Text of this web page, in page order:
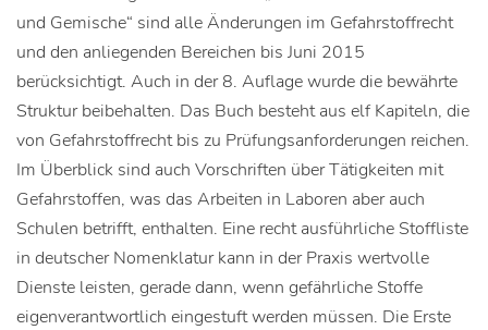
und Gemische“ sind alle Änderungen im Gefahrstoffrecht
und den anliegenden Bereichen bis Juni 2015
berücksichtigt. Auch in der 8. Auflage wurde die bewährte
Struktur beibehalten. Das Buch besteht aus elf Kapiteln, die
von Gefahrstoffrecht bis zu Prüfungsanforderungen reichen.
Im Überblick sind auch Vorschriften über Tätigkeiten mit
Gefahrstoffen, was das Arbeiten in Laboren aber auch
Schulen betrifft, enthalten. Eine recht ausführliche Stoffliste
in deutscher Nomenklatur kann in der Praxis wertvolle
Dienste leisten, gerade dann, wenn gefährliche Stoffe
eigenverantwortlich eingestuft werden müssen. Die Erste